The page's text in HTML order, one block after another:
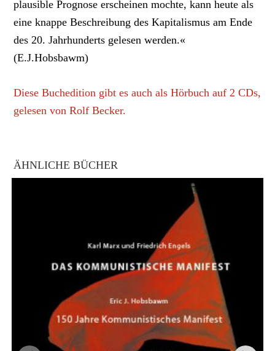
plausible Prognose erscheinen mochte, kann heute als
eine knappe Beschreibung des Kapitalismus am Ende
des 20. Jahrhunderts gelesen werden.«
(E.J.Hobsbawm)
Diese Buchedition gibt es auch als Hörbuch auf 2 CDs,
gelesen von Rolf Becker.
ÄHNLICHE BÜCHER